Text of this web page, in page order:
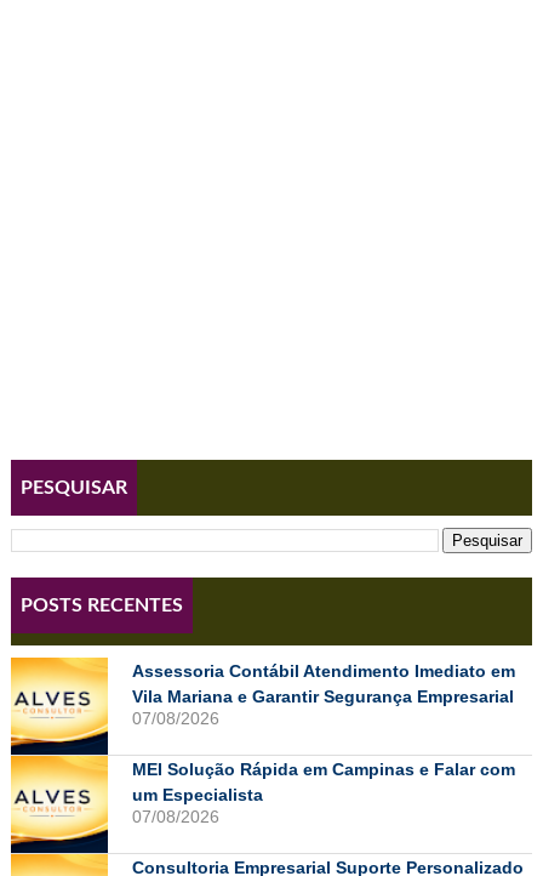
PESQUISAR
POSTS RECENTES
Assessoria Contábil Atendimento Imediato em
Vila Mariana e Garantir Segurança Empresarial
07/08/2026
MEI Solução Rápida em Campinas e Falar com
um Especialista
07/08/2026
Consultoria Empresarial Suporte Personalizado